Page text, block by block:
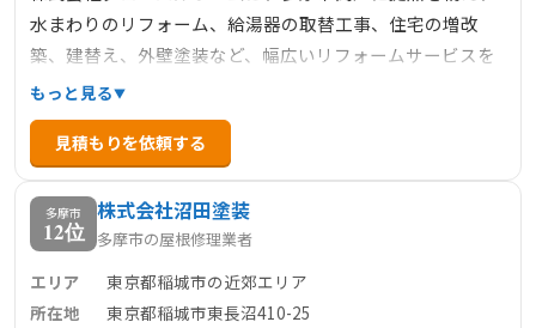
水まわりのリフォーム、給湯器の取替工事、住宅の増改
築、建替え、外壁塗装など、幅広いリフォームサービスを
提供しています。特に、ペットと快適に暮らすためのリフ
ォーム実績が豊富で、ペットリフォームにも力を入れてい
ます。業務地域は多摩エリアから関東全域に広がり、給湯
器設置やエアコン取り替えなどの小工事の依頼も歓迎して
います。
もっと見る
見積もりを依頼する
多摩市
12位
株式会社沼田塗装
多摩市の屋根修理業者
エリア
東京都稲城市の近郊エリア
所在地
東京都稲城市東長沼410-25